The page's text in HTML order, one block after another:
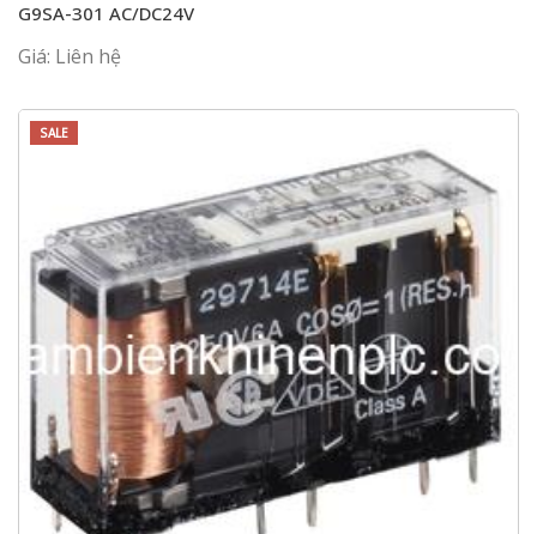
G9SA-301 AC/DC24V
Giá: Liên hệ
SALE